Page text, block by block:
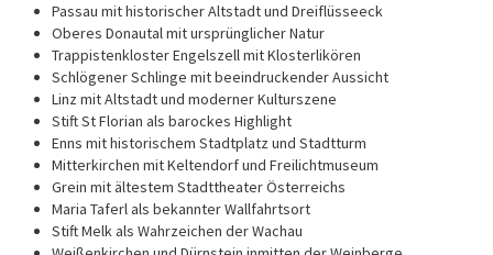
Passau mit historischer Altstadt und Dreiflüsseeck
Oberes Donautal mit ursprünglicher Natur
Trappistenkloster Engelszell mit Klosterlikören
Schlögener Schlinge mit beeindruckender Aussicht
Linz mit Altstadt und moderner Kulturszene
Stift St Florian als barockes Highlight
Enns mit historischem Stadtplatz und Stadtturm
Mitterkirchen mit Keltendorf und Freilichtmuseum
Grein mit ältestem Stadttheater Österreichs
Maria Taferl als bekannter Wallfahrtsort
Stift Melk als Wahrzeichen der Wachau